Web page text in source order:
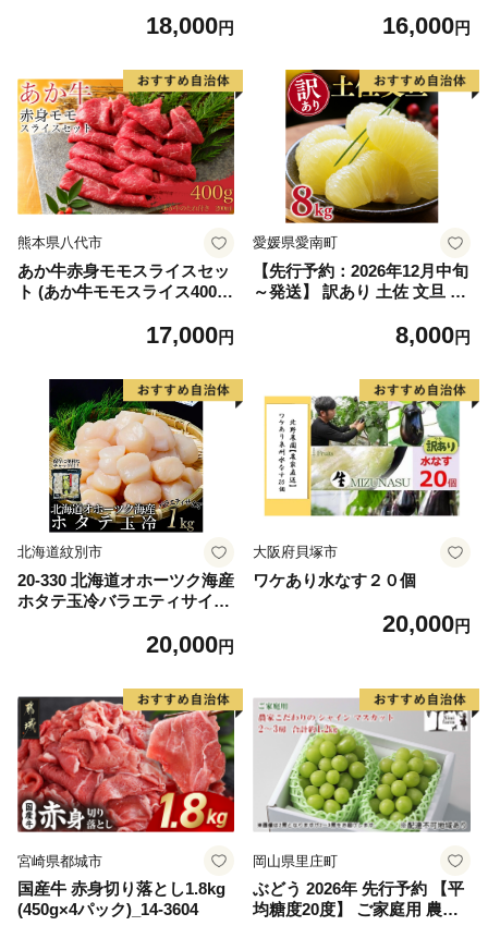
産【山形eLab】 ka074-023-r
18,000円 16,000円
熊本県八代市
あか牛赤身モモスライスセッ
ト (あか牛モモスライス400
17,000円
愛媛県愛南町
【先行予約：2026年12月中旬
～発送】 訳あり 土佐 文旦 8k
ス) 8000円 わけあり ぶんたん
農家直送 期間限定 特産品 サ
イズミックス くらもとファー
ム 愛南町 愛媛県
8,000円
北海道紋別市
20-330 北海道オホーツク海産
ホタテ玉冷バラエティサイズ
20,000円
大阪府貝塚市
ワケあり水なす２０個
20,000円
宮崎県都城市
国産牛 赤身切り落とし1.8kg
(450g×4パック)_14-3604
岡山県里庄町
ぶどう 2026年 先行予約 【平
均糖度20度】 ご家庭用 農家